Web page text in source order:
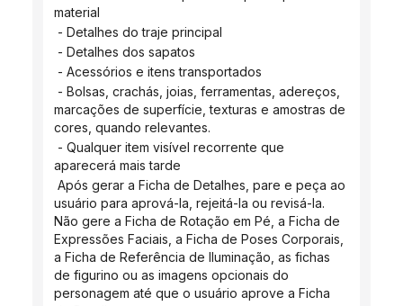
material
- Detalhes do traje principal
- Detalhes dos sapatos
- Acessórios e itens transportados
marcações de superfície, texturas e amostras de
cores, quando relevantes.
aparecerá mais tarde
usuário para aprová-la, rejeitá-la ou revisá-la.
Não gere a Ficha de Rotação em Pé, a Ficha de
Expressões Faciais, a Ficha de Poses Corporais,
a Ficha de Referência de Iluminação, as fichas
de figurino ou as imagens opcionais do
personagem até que o usuário aprove a Ficha